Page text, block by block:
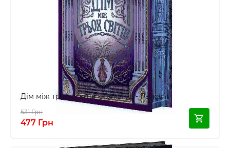
Дім між трьох світів - Таня Гуд - Ранок
531 Грн
477 Грн